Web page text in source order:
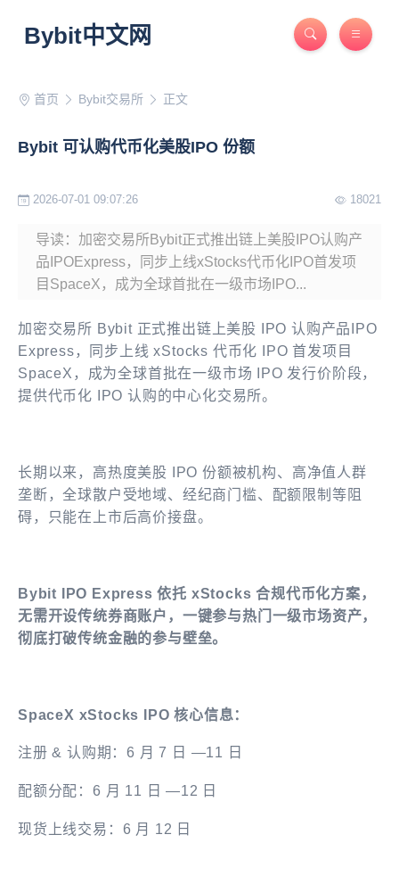
Bybit中文网
首页 Bybit交易所 正文
Bybit 可认购代币化美股IPO 份额
2026-07-01 09:07:26 18021
导读：加密交易所Bybit正式推出链上美股IPO认购产
品IPOExpress，同步上线xStocks代币化IPO首发项
目SpaceX，成为全球首批在一级市场IPO...
加密交易所 Bybit 正式推出链上美股 IPO 认购产品IPO
Express，同步上线 xStocks 代币化 IPO 首发项目
SpaceX，成为全球首批在一级市场 IPO 发行价阶段，
提供代币化 IPO 认购的中心化交易所。
长期以来，高热度美股 IPO 份额被机构、高净值人群
垄断，全球散户受地域、经纪商门槛、配额限制等阻
碍，只能在上市后高价接盘。
Bybit IPO Express 依托 xStocks 合规代币化方案，
无需开设传统券商账户，一键参与热门一级市场资产，
彻底打破传统金融的参与壁垒。
SpaceX xStocks IPO 核心信息：
注册 & 认购期：6 月 7 日 —11 日
配额分配：6 月 11 日 —12 日
现货上线交易：6 月 12 日